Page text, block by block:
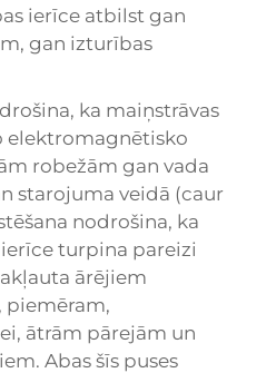
ierīce atbilst gan
gan izturības
ka maiņstrāvas
elektromagnētisko
robežām gan vada
starojuma veidā (caur
nodrošina, ka
turpina pareizi
ārējiem
piemēram,
ātrām pārejām un
Abas šīs puses